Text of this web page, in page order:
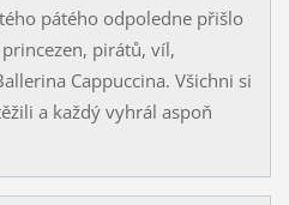
pátého odpoledne přišlo
pirátů, víl,
Cappuccina. Všichni si
a každý vyhrál aspoň